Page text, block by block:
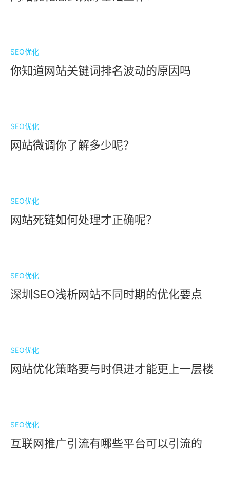
SEO优化
你知道网站关键词排名波动的原因吗
SEO优化
网站微调你了解多少呢？
SEO优化
网站死链如何处理才正确呢？
SEO优化
深圳SEO浅析网站不同时期的优化要点
SEO优化
网站优化策略要与时俱进才能更上一层楼
SEO优化
互联网推广引流有哪些平台可以引流的